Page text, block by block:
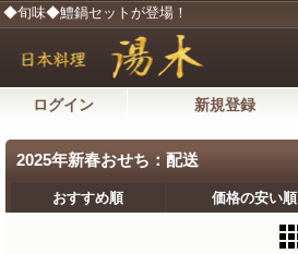
◆旬味◆鱧鍋セットが登場！
ログイン 新規登録
2025年新春おせち：配送
おすすめ順 価格の安い順